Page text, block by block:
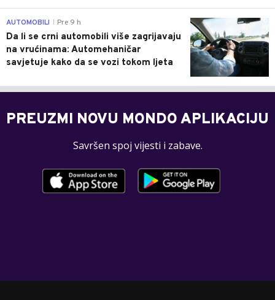
0
AUTOMOBILI Pre 9 h
Da li se crni automobili više zagrijavaju
na vrućinama: Automehaničar
savjetuje kako da se vozi tokom ljeta
PREUZMI NOVU MONDO APLIKACIJU
Savršen spoj vijesti i zabave.